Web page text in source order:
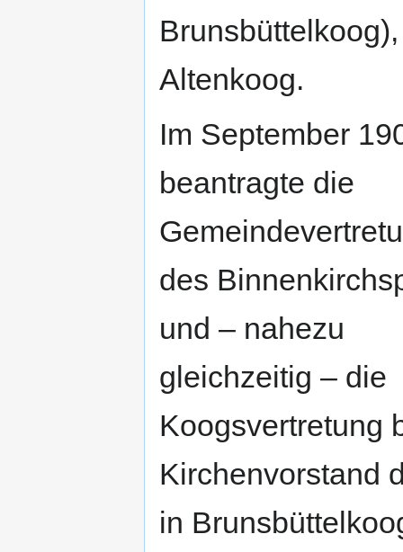
Altenkoog.
Im September
beantragte die
des
und – nahezu
gleichzeitig – die
Koogsvertretung
Kirchenvorstand
in